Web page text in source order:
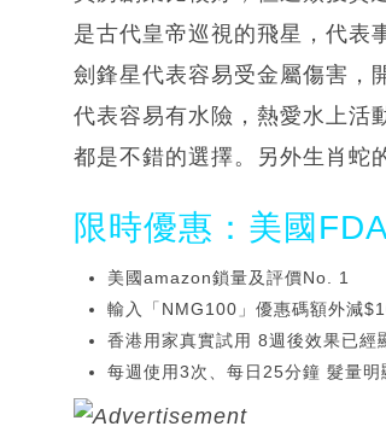
是古代皇帝巡視的飛星，代表
劍鋒星代表容易受金屬傷害，
代表容易有水險，熱愛水上活
都是不錯的選擇。另外生肖蛇
限時優惠：美國
美國amazon鎖量及評價No. 1
輸入「NMG100」優惠碼額外減
香港用家真實試用 8週後效果已經
每週使用3次、每日25分鐘 髮量明